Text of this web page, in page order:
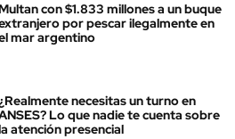
con $1.833 millones a un buque
por pescar ilegalmente en
mar argentino
necesitas un turno en
Lo que nadie te cuenta sobre
atención presencial